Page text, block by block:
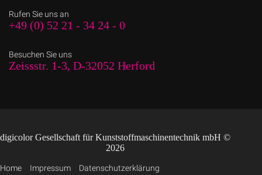
Rufen Sie uns an
+49 (0) 52 21 - 34 24 - 0
Besuchen Sie uns
Zeissstr. 1-3, D-32052 Herford
digicolor Gesellschaft für Kunststoffmaschinentechnik mbH ©
2026
Home Impressum Datenschutzerklärung